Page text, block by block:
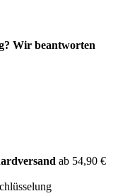
Wir beantworten
ab 54,90 €